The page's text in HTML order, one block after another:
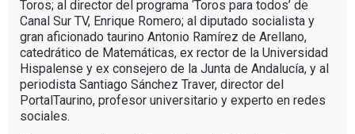
Toros; al director del programa ‘Toros para todos’ de
Canal Sur TV, Enrique Romero; al diputado socialista y
gran aficionado taurino Antonio Ramírez de Arellano,
catedrático de Matemáticas, ex rector de la Universidad
Hispalense y ex consejero de la Junta de Andalucía, y al
periodista Santiago Sánchez Traver, director del
PortalTaurino, profesor universitario y experto en redes
sociales.